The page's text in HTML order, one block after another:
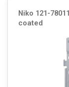
Niko 121-
coated